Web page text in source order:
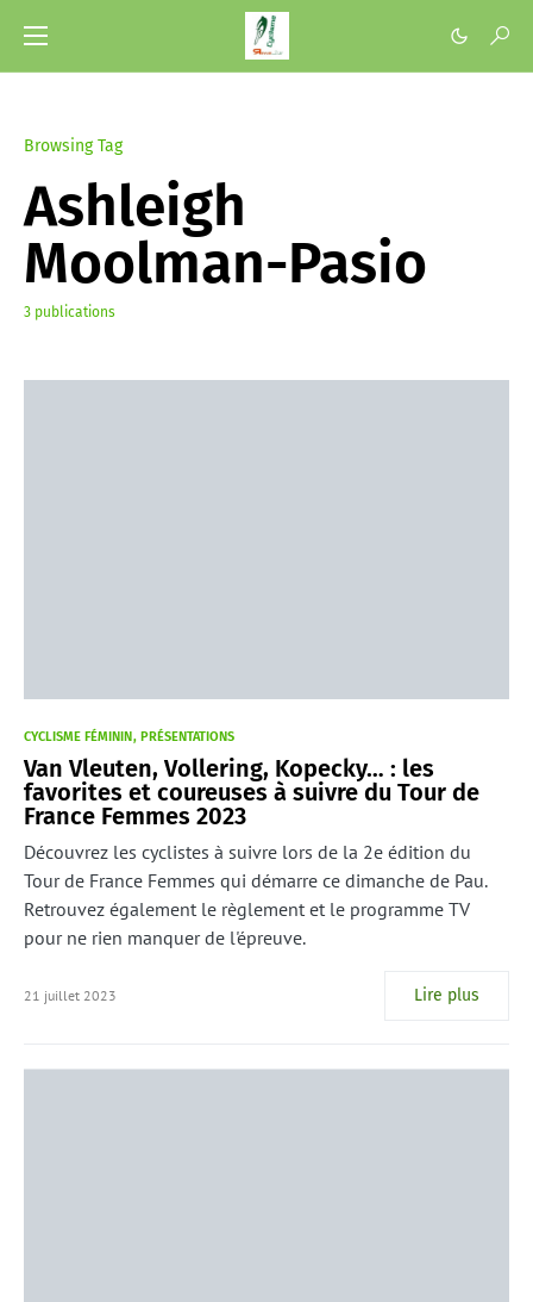
Browsing Tag
Ashleigh
Moolman-Pasio
3 publications
CYCLISME FÉMININ PRÉSENTATIONS
Van Vleuten, Vollering, Kopecky… : les
favorites et coureuses à suivre du Tour de
France Femmes 2023
Découvrez les cyclistes à suivre lors de la 2e édition du
Tour de France Femmes qui démarre ce dimanche de Pau.
Retrouvez également le règlement et le programme TV
pour ne rien manquer de l'épreuve.
21 juillet 2023 Lire plus